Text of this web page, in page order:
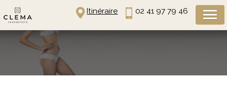
02 41 97 79 46
Itinéraire